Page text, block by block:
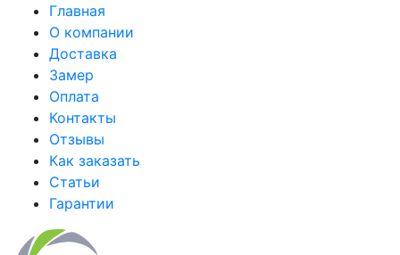
Главная
О компании
Доставка
Замер
Оплата
Контакты
Отзывы
Как заказать
Статьи
Гарантии